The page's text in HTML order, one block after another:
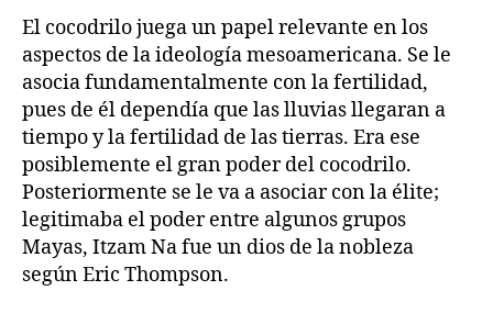
El cocodrilo juega un papel relevante en los
aspectos de la ideología mesoamericana. Se le
asocia fundamentalmente con la fertilidad,
pues de él dependía que las lluvias llegaran a
tiempo y la fertilidad de las tierras. Era ese
posiblemente el gran poder del cocodrilo.
Posteriormente se le va a asociar con la élite;
legitimaba el poder entre algunos grupos
Mayas, Itzam Na fue un dios de la nobleza
según Eric Thompson.